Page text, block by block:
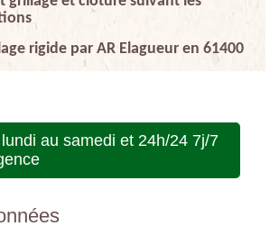
rigide par AR Elagueur en 61400
au samedi et 24h/24 7j/7